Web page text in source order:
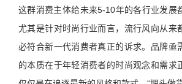
这群消费主体给未来5-10年的各行业发展
尤其是针对时尚行业而言，流行风向从来
必符合新一代消费者真正的诉求。品牌亟
的本质在于年轻消费者的时尚观念和需求